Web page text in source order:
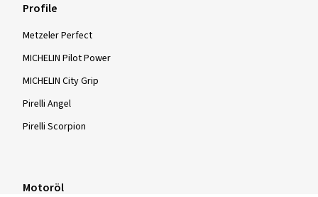
Profile
Metzeler Perfect
MICHELIN Pilot Power
MICHELIN City Grip
Pirelli Angel
Pirelli Scorpion
Motoröl